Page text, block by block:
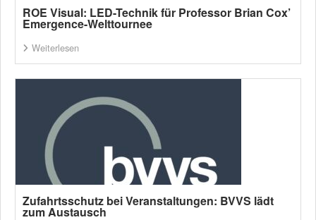
ROE Visual: LED-Technik für Professor Brian Cox’
Emergence-Welttournee
Weiterlesen
Zufahrtsschutz bei Veranstaltungen: BVVS lädt
zum Austausch